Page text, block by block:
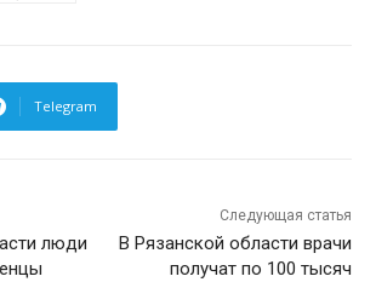
Telegram
люди
Следующая статья
В Рязанской области врачи
получат по 100 тысяч